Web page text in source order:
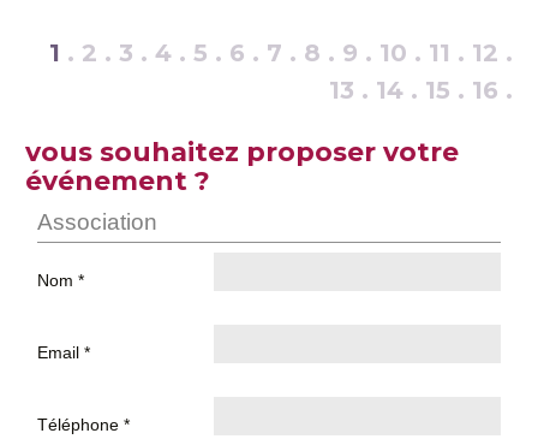
1 . 2 .3 .4 .5 . 6 . 7 . 8 . 9 . 10 . 11 . 12 .
13 . 14 . 15 . 16 .
vous souhaitez proposer votre
événement ?
Association
Nom *
Email *
Téléphone *